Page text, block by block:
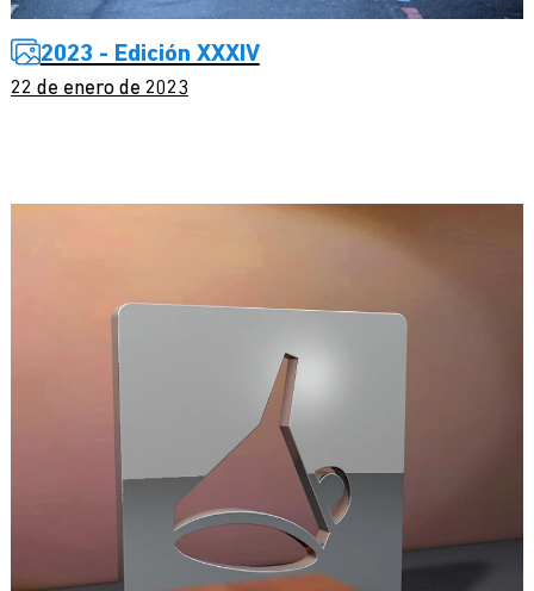
2023 - Edición XXXIV
22 de enero de 2023